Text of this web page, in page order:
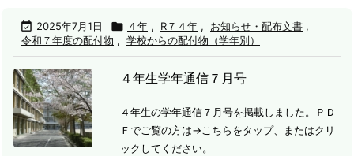
 2025年7月1日  ４年 , R７４年 , お知らせ・配布文書 ,
令和７年度の配付物 , 学校からの配付物（学年別）
４年生学年通信７月号
４年生の学年通信７月号を掲載しました。
ＰＤ
Ｆでご覧の方は→こちらをタップ、またはクリ
ックしてください。